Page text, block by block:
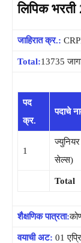
लिपिक भरती
जाहिरात क्र.:
Total:13735
पद
क्र.
पदाचे
1
सेल्स)
Total
शैक्षणिक पात्रता:
वयाची अट: 01